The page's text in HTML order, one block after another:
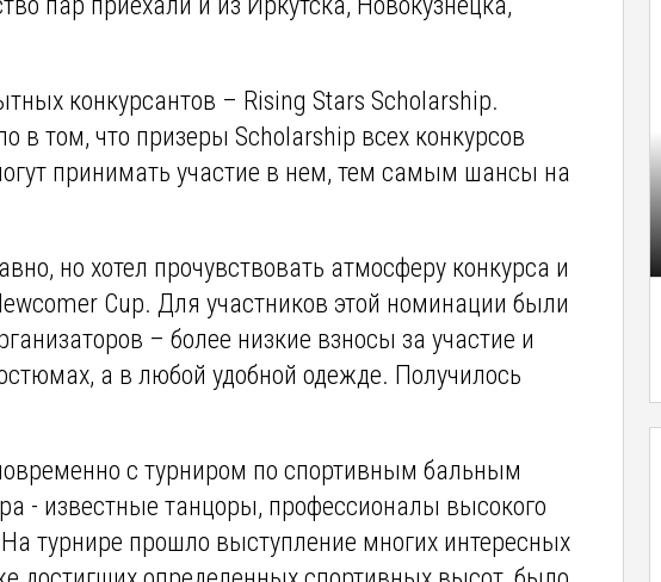
конкурсантов – Rising Stars Scholarship.
в том, что призеры Scholarship всех конкурсов
принимать участие в нем, тем самым шансы на
но хотел прочувствовать атмосферу конкурса и
Cup. Для участников этой номинации были
– более низкие взносы за участие и
а в любой удобной одежде. Получилось
с турниром по спортивным бальным
- известные танцоры, профессионалы высокого
турнире прошло выступление многих интересных